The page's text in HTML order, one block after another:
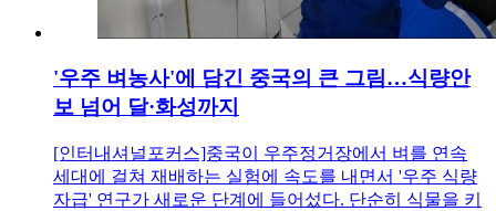
'우주 벼농사'에 담긴 중국의 큰 그림…식량안
보 넘어 달·화성까지
[인터내셔널포커스]중국이 우주정거장에서 벼를 연속
세대에 걸쳐 재배하는 실험에 속도를 내면서 '우주 식량
자급' 연구가 새로운 단계에 들어섰다. 단순히 식물을 키